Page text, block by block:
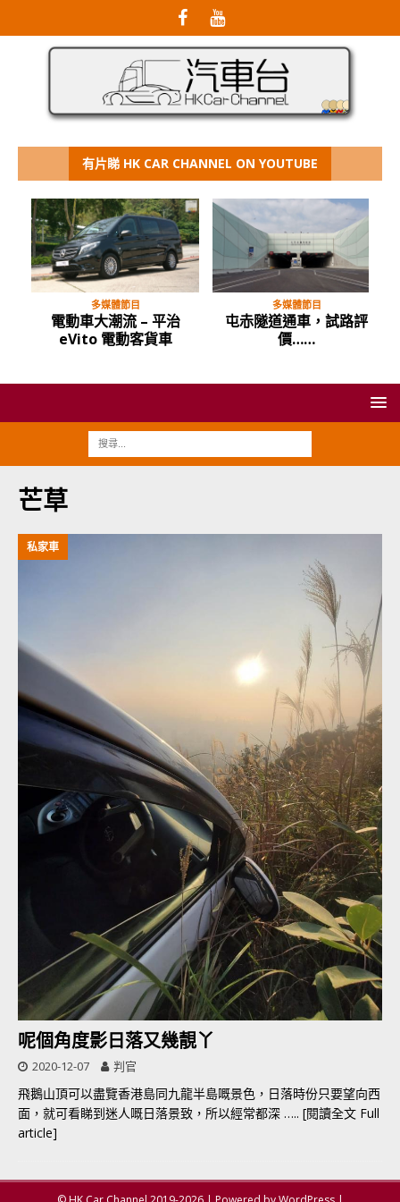
有片睇 HK CAR CHANNEL ON YOUTUBE
多媒體節目
電動車大潮流 – 平治
eVito 電動客貨車
多媒體節目
屯赤隧道通車，試路評
價……
芒草
私家車
呢個角度影日落又幾靚丫
2020-12-07 判官
飛鵝山頂可以盡覽香港島同九龍半島嘅景色，日落時份只要望向西
面，就可看睇到迷人嘅日落景致，所以經常都深 ….. [閱讀全文 Full
article]